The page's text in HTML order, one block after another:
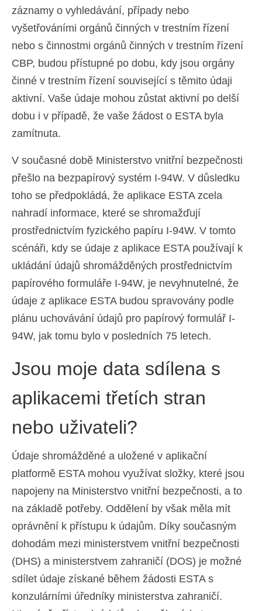
záznamy o vyhledávání, případy nebo
vyšetřováními orgánů činných v trestním řízení
nebo s činnostmi orgánů činných v trestním řízení
CBP, budou přístupné po dobu, kdy jsou orgány
činné v trestním řízení související s těmito údaji
aktivní. Vaše údaje mohou zůstat aktivní po delší
dobu i v případě, že vaše žádost o ESTA byla
zamítnuta.
V současné době Ministerstvo vnitřní bezpečnosti
přešlo na bezpapírový systém I-94W. V důsledku
toho se předpokládá, že aplikace ESTA zcela
nahradí informace, které se shromažďují
prostřednictvím fyzického papíru I-94W. V tomto
scénáři, kdy se údaje z aplikace ESTA používají k
ukládání údajů shromážděných prostřednictvím
papírového formuláře I-94W, je nevyhnutelné, že
údaje z aplikace ESTA budou spravovány podle
plánu uchovávání údajů pro papírový formulář I-
94W, jak tomu bylo v posledních 75 letech.
Jsou moje data sdílena s
aplikacemi třetích stran
nebo uživateli?
Údaje shromážděné a uložené v aplikační
platformě ESTA mohou využívat složky, které jsou
napojeny na Ministerstvo vnitřní bezpečnosti, a to
na základě potřeby. Oddělení by však měla mít
oprávnění k přístupu k údajům. Díky současným
dohodám mezi ministerstvem vnitřní bezpečnosti
(DHS) a ministerstvem zahraničí (DOS) je možné
sdílet údaje získané během žádosti ESTA s
konzulárními úředníky ministerstva zahraničí.